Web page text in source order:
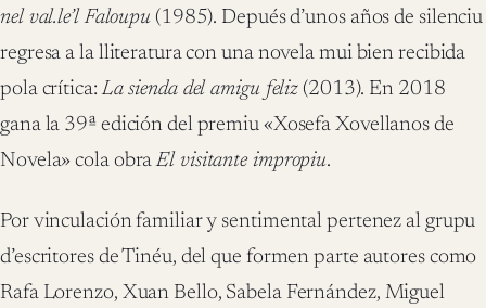
nel val.le’l Faloupu (1985). Depués d’unos años de silenciu
regresa a la lliteratura con una novela mui bien recibida
pola crítica:La sienda del amigu feliz (2013). En 2018
gana la 39ª edición del premiu «Xosefa Xovellanos de
Novela» cola obraEl visitante impropiu.
Por vinculación familiar y sentimental pertenez al grupu
d’escritores de Tinéu, del que formen parte autores como
Rafa Lorenzo, Xuan Bello, Sabela Fernández, Miguel